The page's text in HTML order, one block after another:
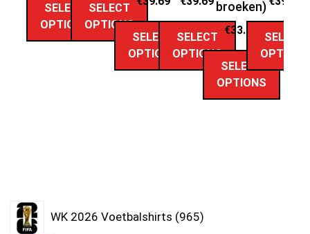
SELECT
OPTIONS
SELECT
OPTIONS
SELECT
OPTIONS
SELECT
OPTIONS
broeken)
€33.89
SELECT
OPTIONS
SELECT
OPTIONS
WK 2026 Voetbalshirts 965